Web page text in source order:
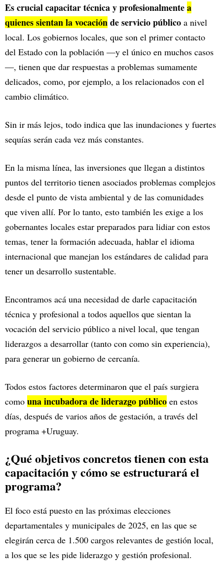
Es crucial capacitar técnica y profesionalmentea
quienes sientan la vocaciónde servicio público a nivel
local. Los gobiernos locales, que son el primer contacto
del Estado con la población —y el único en muchos casos
—, tienen que dar respuestas a problemas sumamente
delicados, como, por ejemplo, a los relacionados con el
cambio climático.
Sin ir más lejos, todo indica que las inundaciones y fuertes
sequías serán cada vez más constantes.
En la misma línea, las inversiones que llegan a distintos
puntos del territorio tienen asociados problemas complejos
desde el punto de vista ambiental y de las comunidades
que viven allí. Por lo tanto, esto también les exige a los
gobernantes locales estar preparados para lidiar con estos
temas, tener la formación adecuada, hablar el idioma
internacional que manejan los estándares de calidad para
tener un desarrollo sustentable.
Encontramos acá una necesidad de darle capacitación
técnica y profesional a todos aquellos que sientan la
vocación del servicio público a nivel local, que tengan
liderazgos a desarrollar (tanto con como sin experiencia),
para generar un gobierno de cercanía.
Todos estos factores determinaron que el país surgiera
como una incubadora de liderazgo público en estos
días, después de varios años de gestación, a través del
programa +Uruguay.
¿Qué objetivos concretos tienen con esta
capacitación y cómo se estructurará el
programa?
El foco está puesto en las próximas elecciones
departamentales y municipales de 2025, en las que se
elegirán cerca de 1.500 cargos relevantes de gestión local,
a los que se les pide liderazgo y gestión profesional.